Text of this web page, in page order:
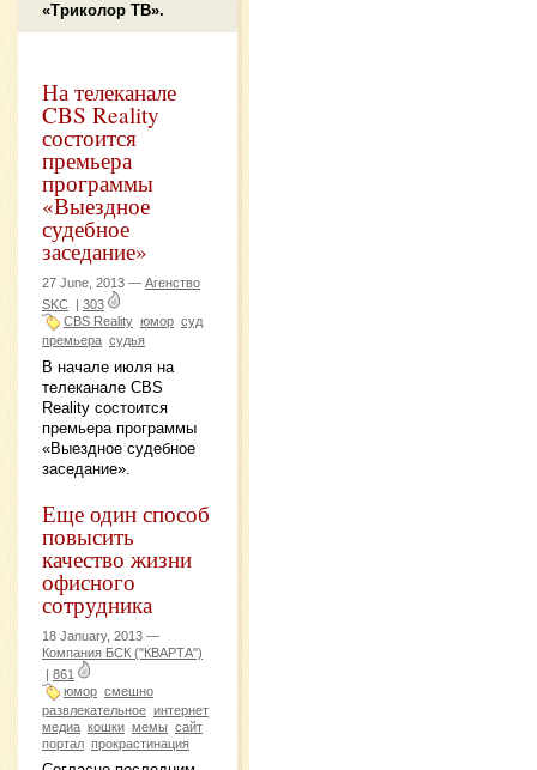
«Триколор ТВ».
На телеканале
CBS Reality
состоится
премьера
программы
«Выездное
судебное
заседание»
27 June, 2013 — Агенство
SKC
303
CBS Reality юмор суд
премьера судья
В начале июля на
телеканале CBS
Reality состоится
премьера программы
«Выездное судебное
заседание».
Еще один способ
повысить
качество жизни
офисного
сотрудника
18 January, 2013 —
Компания БСК ("КВАРТА")
| 861
юмор смешно
развлекательное интернет
медиа кошки мемы сайт
портал прокрастинация